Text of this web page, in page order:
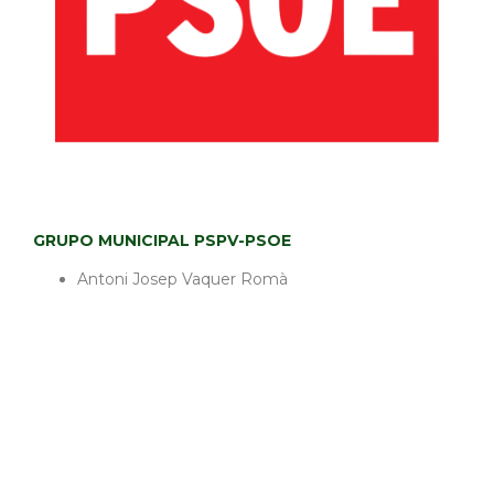
GRUPO MUNICIPAL PSPV-PSOE
Antoni Josep Vaquer Romà